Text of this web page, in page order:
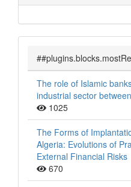
The role of Islamic
industrial sector
1025
The Forms of
Algeria: Evolutions of
External Financial Risks
670